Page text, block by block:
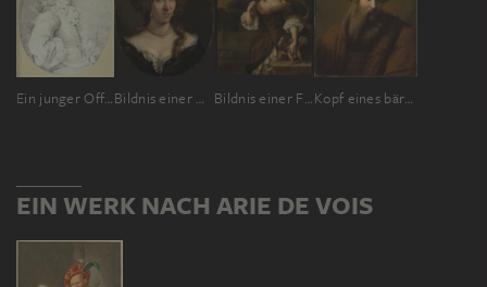
Ein junger Offizier, die Hand in die Seite gestemmt, halbe Figur nach rechts Bildnis einer Dame Bildnis einer Frau mit Hund in einer Parklandschaft Kopf eines bärtigen Mannes in orientalischer Tracht
EIN WERK NACH ARIE DE VOIS